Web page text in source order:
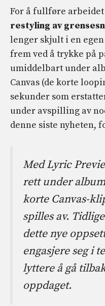
For å fullføre
restyling av
lenger skjult i en
frem ved å trykke på
umiddelbart under
Canvas (de korte
sekunder som
under avspilling av
denne siste nyheten,
Med Lyric
rett under
korte Canvas-
spilles av.
dette nye
engasjere seg i
lyttere å gå
oppdaget.